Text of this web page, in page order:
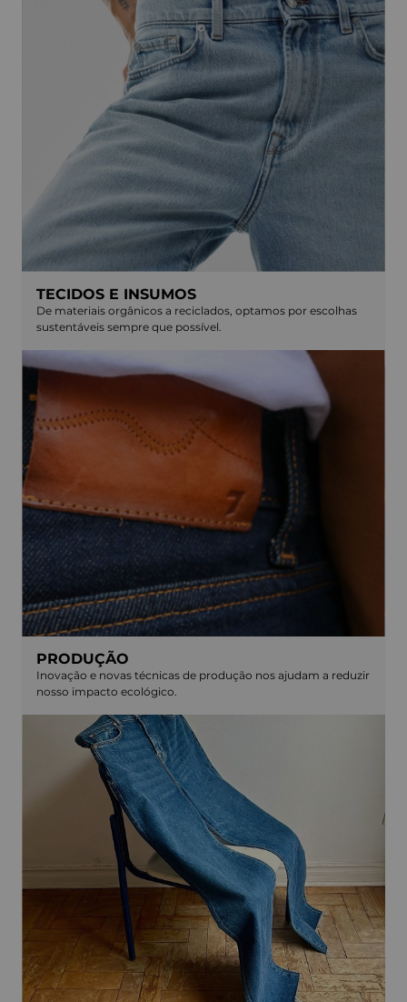
TECIDOS E INSUMOS
De materiais orgânicos a reciclados, optamos por escolhas
sustentáveis sempre que possível.
PRODUÇÃO
Inovação e novas técnicas de produção nos ajudam a reduzir
nosso impacto ecológico.